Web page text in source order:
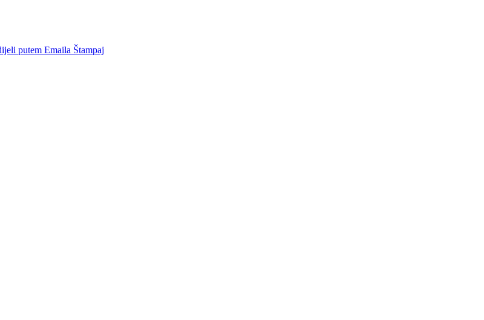
putem Emaila Štampaj